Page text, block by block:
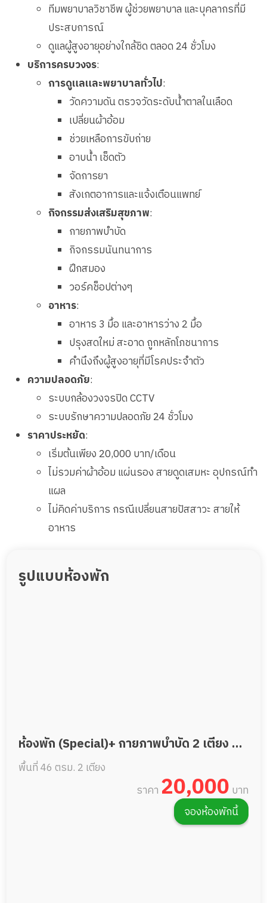
ทีมพยาบาลวิชาชีพ ผู้ช่วยพยาบาล และบุคลากรที่มี
ประสบการณ์
ดูแลผู้สูงอายุอย่างใกล้ชิด ตลอด 24 ชั่วโมง
บริการครบวงจร:
การดูแลและพยาบาลทั่วไป:
วัดความดัน ตรวจวัดระดับน้ำตาลในเลือด
เปลี่ยนผ้าอ้อม
ช่วยเหลือการขับถ่าย
อาบน้ำ เช็ดตัว
จัดการยา
สังเกตอาการและแจ้งเตือนแพทย์
กิจกรรมส่งเสริมสุขภาพ:
กายภาพบำบัด
กิจกรรมนันทนาการ
ฝึกสมอง
วอร์คช็อปต่างๆ
อาหาร:
อาหาร 3 มื้อ และอาหารว่าง 2 มื้อ
ปรุงสดใหม่ สะอาด ถูกหลักโภชนาการ
คำนึงถึงผู้สูงอายุที่มีโรคประจำตัว
ความปลอดภัย:
ระบบกล้องวงจรปิด CCTV
ระบบรักษาความปลอดภัย 24 ชั่วโมง
ราคาประหยัด:
เริ่มต้นเพียง 20,000 บาท/เดือน
ไม่รวมค่าผ้าอ้อม แผ่นรอง สายดูดเสมหะ อุปกรณ์ทำ
แผล
ไม่คิดค่าบริการ กรณีเปลี่ยนสายปัสสาวะ สายให้
อาหาร
รูปแบบห้องพัก
ห้องพัก (Special)+ กายภาพบำบัด 2 เตียง 46
ตรม.
พื้นที่ 46 ตรม. 2 เตียง
ราคา 20,000 บาท
จองห้องพักนี้